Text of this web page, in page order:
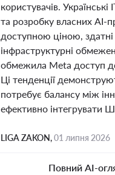
користувачів.
та розробку власних AI-
доступною ціною,
інфраструктурні
обмежила Meta доступ
Ці тенденції
потребує балансу між
ефективно інтегрувати
LIGA ZAKON,01 липня 2026
Повний AI-